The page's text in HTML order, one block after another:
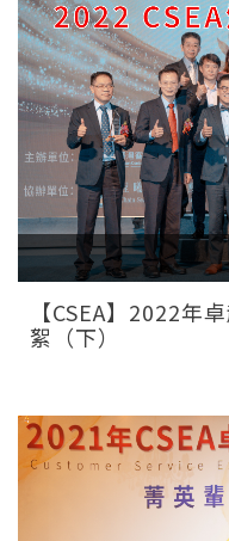
【CSEA】2022年
絮（下）